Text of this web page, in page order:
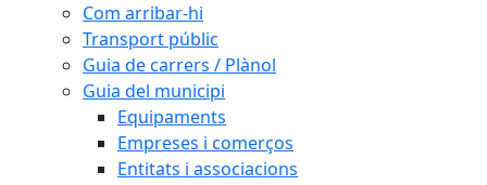
Com arribar-hi
Transport públic
Guia de carrers / Plànol
Guia del municipi
Equipaments
Empreses i comerços
Entitats i associacions